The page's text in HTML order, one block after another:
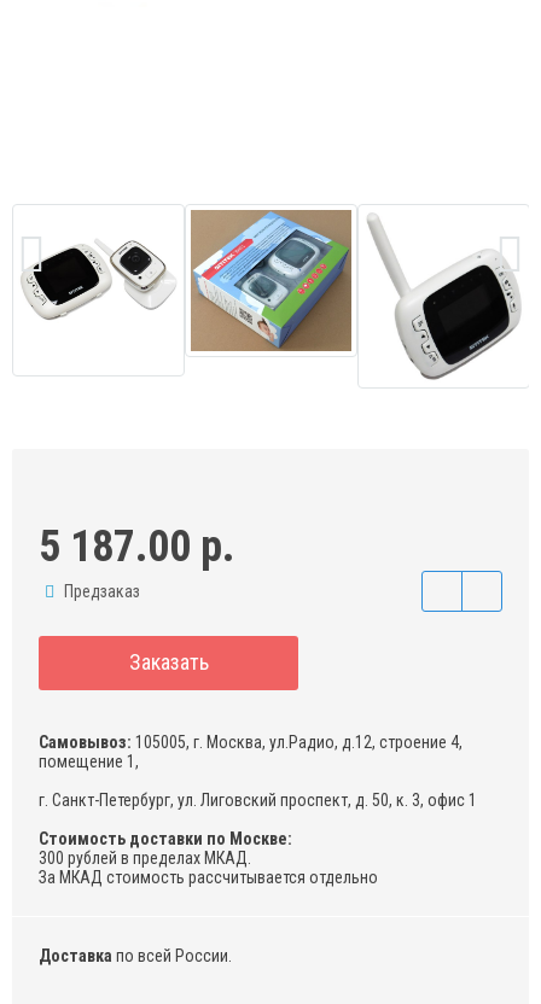
5 187.00 р.
Предзаказ
Заказать
Самовывоз: 105005, г. Москва, ул.Радио, д.12, строение 4,
помещение 1,
г. Санкт-Петербург, ул. Лиговский проспект, д. 50, к. 3, офис 1
Стоимость доставки по Москве:
300 рублей в пределах МКАД.
За МКАД стоимость рассчитывается отдельно
Доставка по всей России.